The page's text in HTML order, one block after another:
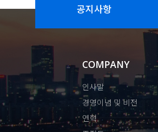
공지사항
COMPANY
인사말
경영이념 및 비전
연혁